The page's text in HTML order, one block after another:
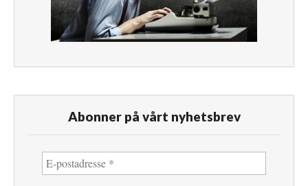
Abonner på vårt nyhetsbrev